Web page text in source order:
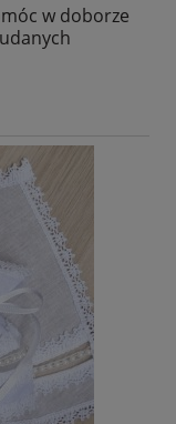
w doborze